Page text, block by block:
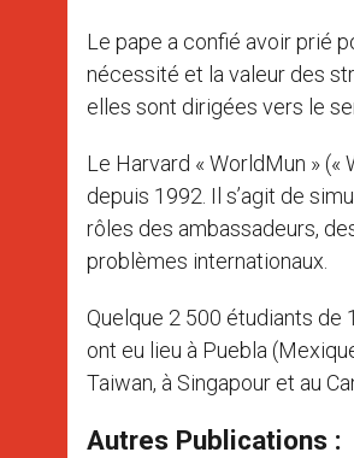
Le pape a confié avoir prié
nécessité et la valeur des
elles sont dirigées vers le
Le Harvard « WorldMun »
depuis 1992. Il s’agit de
rôles des ambassadeurs,
problèmes internationaux.
Quelque 2 500 étudiants
ont eu lieu à Puebla
Taiwan, à Singapour et au
Autres Publications :